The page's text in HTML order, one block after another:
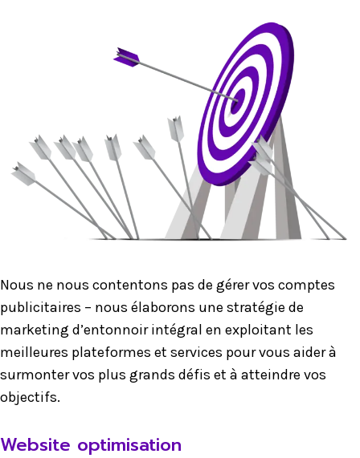
Nous ne nous contentons pas de gérer vos comptes
publicitaires – nous élaborons une stratégie de
marketing d’entonnoir intégral en exploitant les
meilleures plateformes et services pour vous aider à
surmonter vos plus grands défis et à atteindre vos
objectifs.
Website optimisation